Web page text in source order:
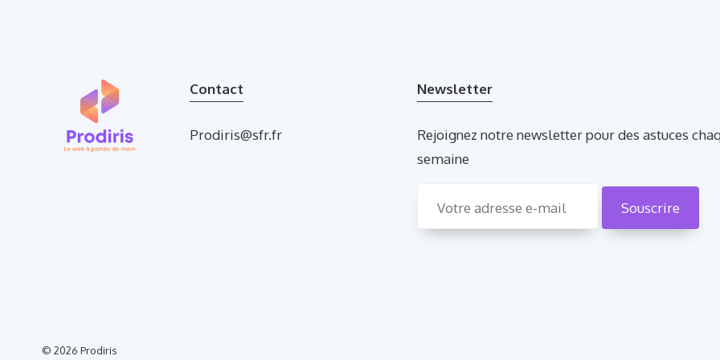
Contact
Prodiris@sfr.fr
Newsletter
Rejoignez notre newsletter pour des astuces
semaine
© 2026 Prodiris